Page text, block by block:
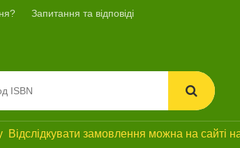
Запитання та відповіді
замовлення можна на сайті